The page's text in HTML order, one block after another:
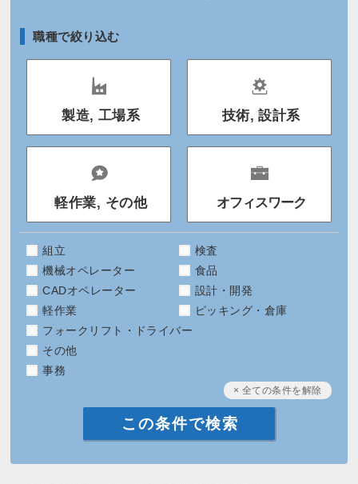
職種で絞り込む
製造, 工場系 技術, 設計系
軽作業, その他 オフィスワーク
組立
検査
機械オペレーター
食品
CADオペレーター
設計・開発
軽作業
ピッキング・倉庫
フォークリフト・ドライバー
その他
事務
× 全ての条件を解除